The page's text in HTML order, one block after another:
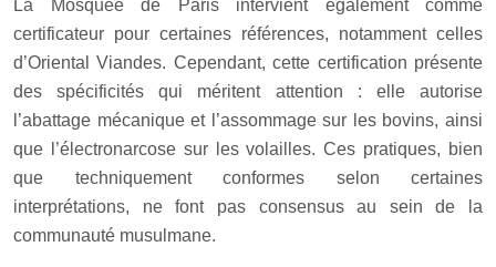
La Mosquée de Paris intervient également comme
certificateur pour certaines références, notamment celles
d’Oriental Viandes. Cependant, cette certification présente
des spécificités qui méritent attention : elle autorise
l’abattage mécanique et l’assommage sur les bovins, ainsi
que l’électronarcose sur les volailles. Ces pratiques, bien
que techniquement conformes selon certaines
interprétations, ne font pas consensus au sein de la
communauté musulmane.